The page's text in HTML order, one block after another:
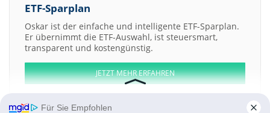
ETF-Sparplan
Oskar ist der einfache und intelligente ETF-Sparplan.
Er übernimmt die ETF-Auswahl, ist steuersmart,
transparent und kostengünstig.
JETZT MEHR ERFAHREN
Für Sie Empfohlen